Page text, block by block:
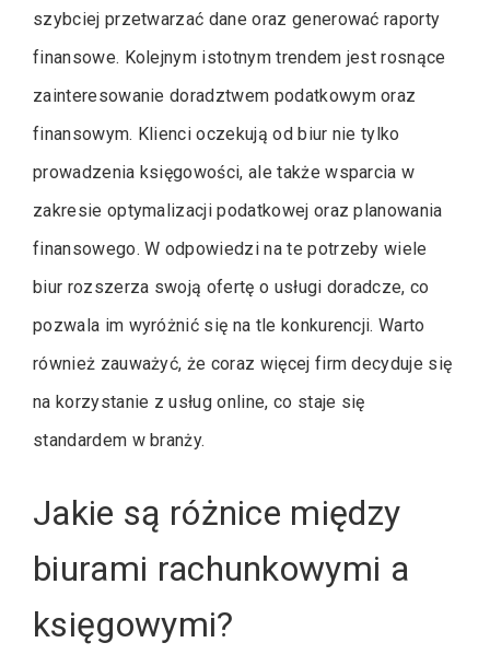
szybciej przetwarzać dane oraz generować raporty
finansowe. Kolejnym istotnym trendem jest rosnące
zainteresowanie doradztwem podatkowym oraz
finansowym. Klienci oczekują od biur nie tylko
prowadzenia księgowości, ale także wsparcia w
zakresie optymalizacji podatkowej oraz planowania
finansowego. W odpowiedzi na te potrzeby wiele
biur rozszerza swoją ofertę o usługi doradcze, co
pozwala im wyróżnić się na tle konkurencji. Warto
również zauważyć, że coraz więcej firm decyduje się
na korzystanie z usług online, co staje się
standardem w branży.
Jakie są różnice między
biurami rachunkowymi a
księgowymi?